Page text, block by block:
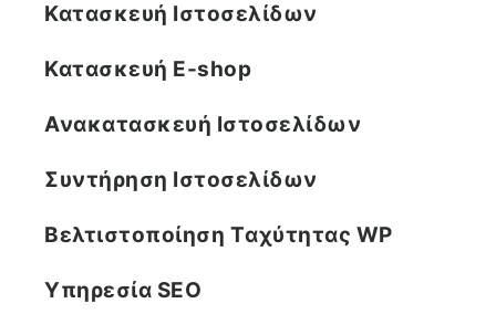
Κατασκευή Ιστοσελίδων
Κατασκευή E-shop
Ανακατασκευή Ιστοσελίδων
Συντήρηση Ιστοσελίδων
Βελτιστοποίηση Tαχύτητας WP
Υπηρεσία SEO